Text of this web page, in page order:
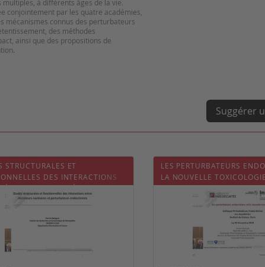
multiples, à différents âges de la vie.
conjointement par les quatre académies,
mécanismes connus des perturbateurs
des méthodes
ainsi que des propositions de
Suggérer
STRUCTURALES ET
DES INTERACTIONS
NUCLÉAIRES ET
ENDOCRINIENS
LES PERTURBATEURS
LA NOUVELLE